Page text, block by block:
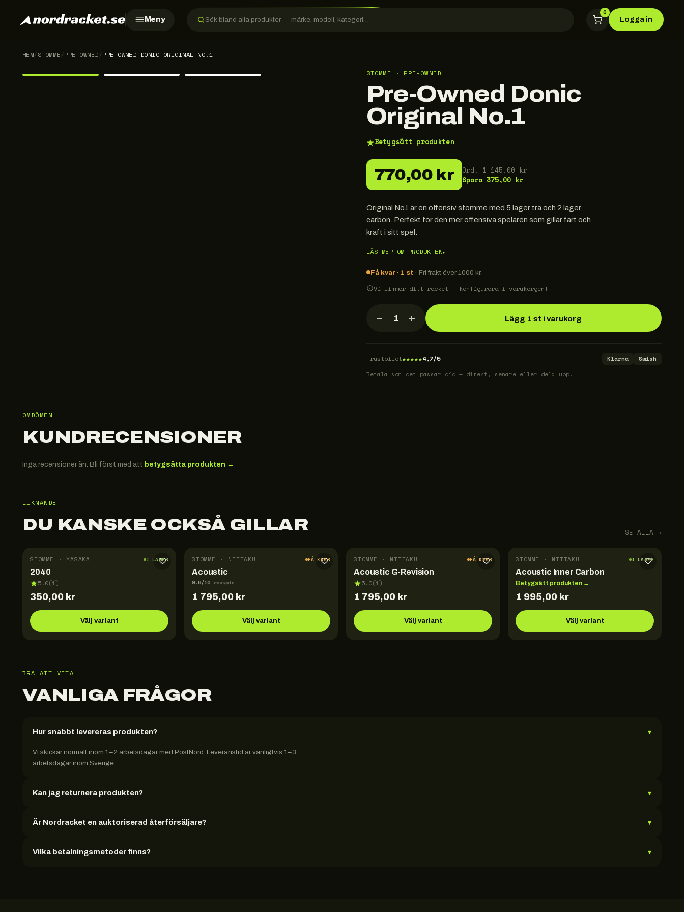
Meny
0
Logga in
HEM/STOMME /PRE-OWNED/PRE-OWNED DONIC ORIGINAL NO.1
STOMME · PRE-OWNED
Pre-Owned Donic
Original No.1
★Betygsätt produkten
770,00 kr Ord.1 145,00 kr
Spara 375,00 kr
Original No1 är en offensiv stomme med 5 lager trä och 2 lager
carbon. Perfekt för den mer offensiva spelaren som gillar fart och
kraft i sitt spel.
LÄS MER OM PRODUKTEN▾
Få kvar · 1 st · Fri frakt över 1000 kr.
Vi limmar ditt racket — konfigurera i varukorgen!
− 1 + Lägg 1 st i varukorg
Trustpilot★★★★★4,7/5 Klarna
Swish
Betala som det passar dig — direkt, senare eller dela upp.
OMDÖMEN
KUNDRECENSIONER
Inga recensioner än. Bli först med att betygsätta produkten →
LIKNANDE
DU KANSKE OCKSÅ GILLAR SE ALLA →
STOMME · YASAKA I LAGER
2040
5.0(1)
350,00 kr
Välj variant
STOMME · NITTAKU FÅ KVAR
Acoustic
9.6/10 revspin
1 795,00 kr
Välj variant
STOMME · NITTAKU FÅ KVAR
Acoustic G-Revision
5.0(1)
1 795,00 kr
Välj variant
STOMME · NITTAKU I LAGER
Acoustic Inner Carbon
Betygsätt produkten →
1 995,00 kr
Välj variant
BRA ATT VETA
VANLIGA FRÅGOR
Hur snabbt levereras produkten? ▾
Vi skickar normalt inom 1–2 arbetsdagar med PostNord. Leveranstid är vanligtvis 1–3
arbetsdagar inom Sverige.
Kan jag returnera produkten? ▾
Är Nordracket en auktoriserad återförsäljare? ▾
Vilka betalningsmetoder finns? ▾